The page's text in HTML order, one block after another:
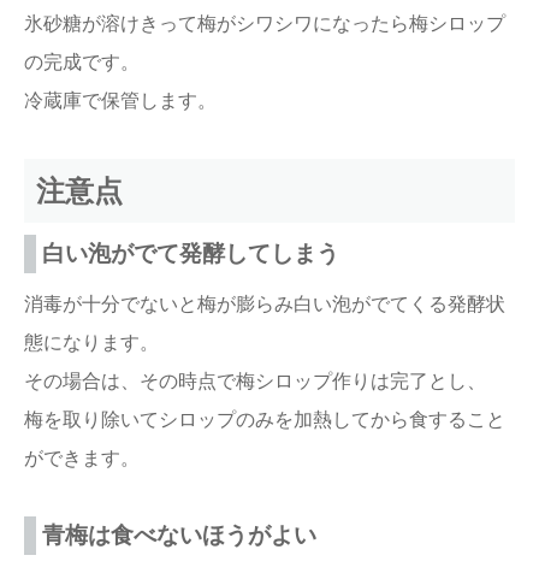
氷砂糖が溶けきって梅がシワシワになったら梅シロップ
の完成です。
冷蔵庫で保管します。
注意点
白い泡がでて発酵してしまう
消毒が十分でないと梅が膨らみ白い泡がでてくる発酵状
態になります。
その場合は、その時点で梅シロップ作りは完了とし、
梅を取り除いてシロップのみを加熱してから食すること
ができます。
青梅は食べないほうがよい